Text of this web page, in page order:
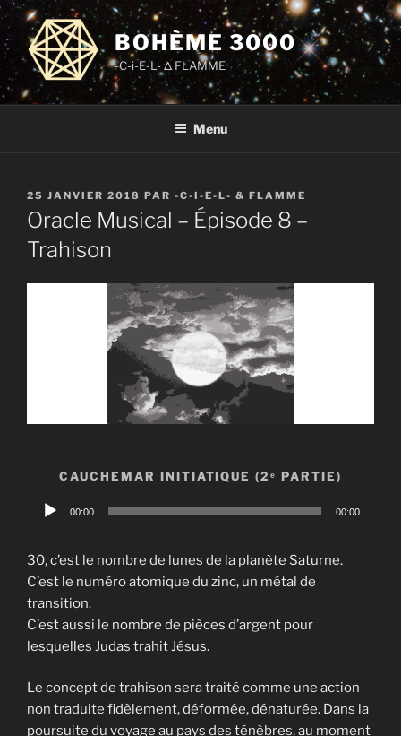
Aller
au
contenu
principal
BOHÈME 3000
-C-i-E-L- Δ FLAMME
Menu
PUBLIÉ
LE
25 JANVIER 2018 PAR -C-I-E-L- & FLAMME
Oracle Musical – Épisode 8 –
Trahison
CAUCHEMAR INITIATIQUE (2ᵉ PARTIE)
Lecteur
00:00 00:00
30, c’est le nombre de lunes de la planète Saturne.
C’est le numéro atomique du zinc, un métal de
transition.
C’est aussi le nombre de pièces d’argent pour
lesquelles Judas trahit Jésus.
Le concept de trahison sera traité comme une action
non traduite fidèlement, déformée, dénaturée. Dans la
poursuite du voyage au pays des ténèbres, au moment